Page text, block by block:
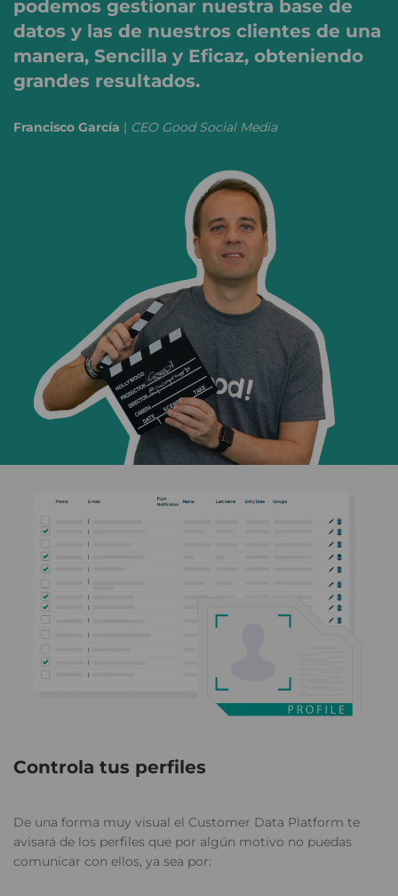
podemos gestionar nuestra base de
datos y las de nuestros clientes de una
manera, Sencilla y Eficaz, obteniendo
grandes resultados.
Francisco García | CEO Good Social Media
Controla tus perfiles
De una forma muy visual el Customer Data Platform te
avisará de los perfiles que por algún motivo no puedas
comunicar con ellos, ya sea por: